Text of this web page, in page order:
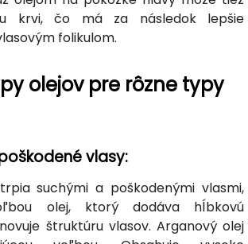
krvi, čo má za následok lepšie
folikulom.
olejov pre rôzne typy
vlasy:
suchými a poškodenými vlasmi,
olej, ktorý dodáva hĺbkovú
štruktúru vlasov. Arganový olej